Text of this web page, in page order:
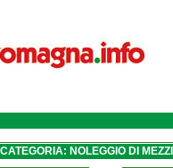
aerei san-
CATEGORIA: NOLEGGIO DI